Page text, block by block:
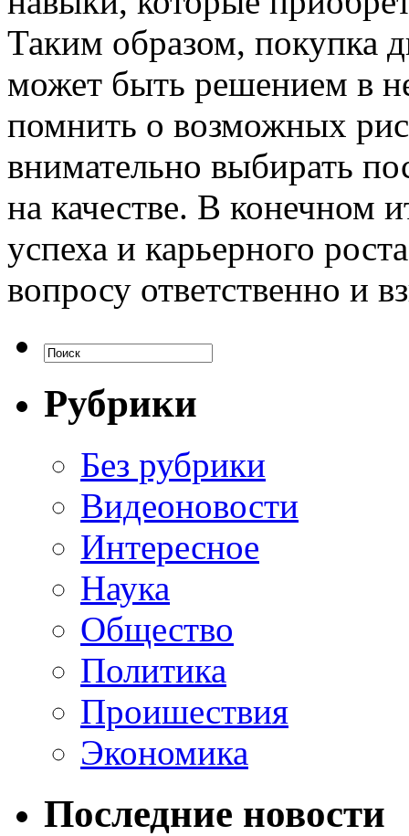
Таким образом, покупка
может быть решением в
помнить о возможных
внимательно выбирать
на качестве. В конечном
успеха и карьерного
вопросу ответственно и
Рубрики
Без рубрики
Видеоновости
Интересное
Наука
Общество
Политика
Проишествия
Экономика
Последние новости